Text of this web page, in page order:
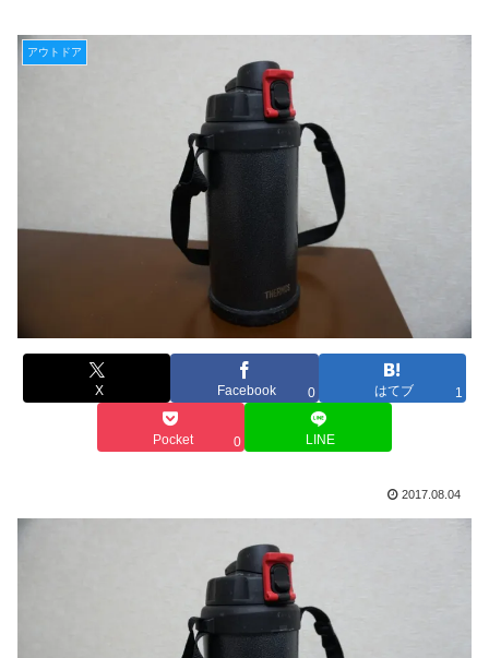
アウトドア
X Facebook 0 はてブ 1
Pocket 0 LINE
2017.08.04